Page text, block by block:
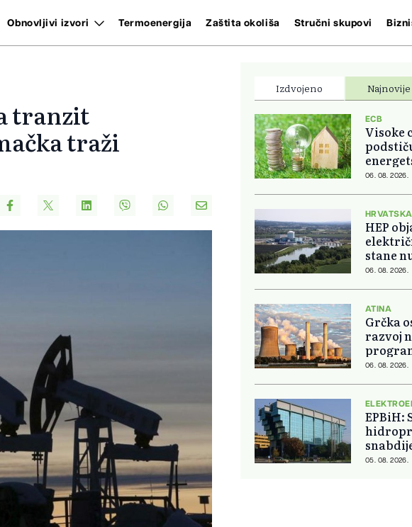
Obnovljivi izvori Termoenergija Zaštita okoliša Stručni skupovi
tranzit
traži
Izdvojeno Najnovije
ECB
Visoke
domova
06. 08. 2026.
HRVATSKA
HEP
stane
06. 08. 2026.
ATINA
Grčka
razvoj
06. 08. 2026.
EPBiH:
ostaje
05. 08. 2026.